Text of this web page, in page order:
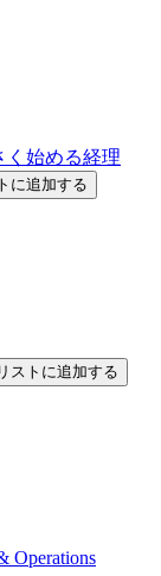
く始める経理
に追加する
リストに追加する
Operations